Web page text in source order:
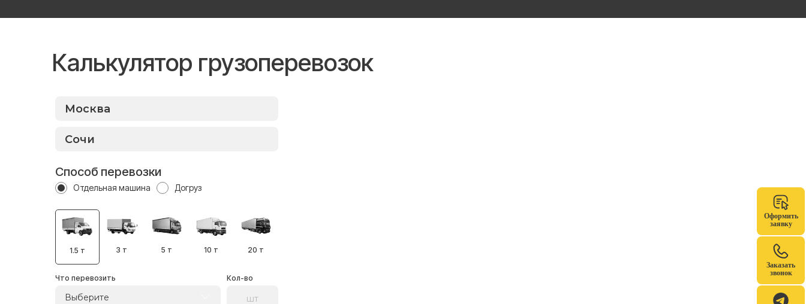
Оформить
заявку
Заказать
звонок
Калькулятор грузоперевозок
Способ перевозки
Отдельная машина Догруз
1.5 т 3 т 5 т 10 т 20 т
Что перевозить
Выберите
Кол-во